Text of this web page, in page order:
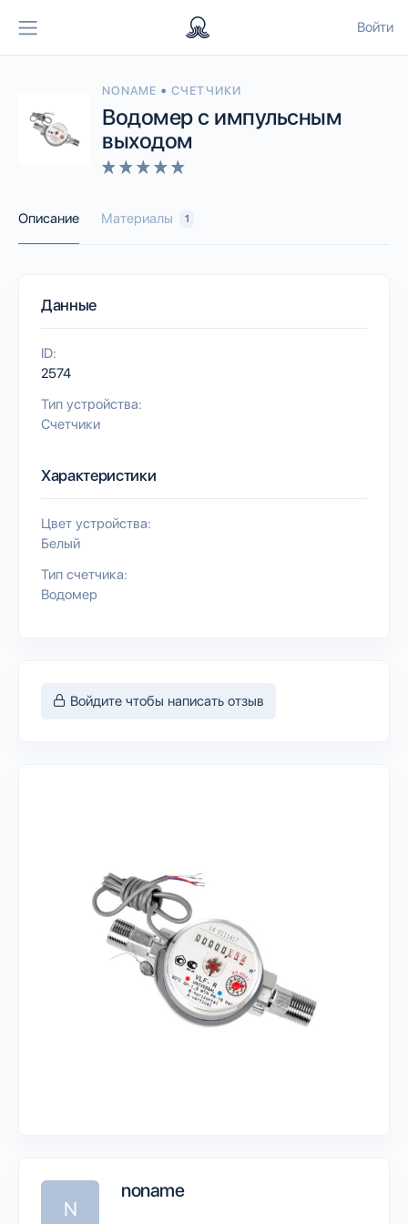
Войти
NONAME • СЧЕТЧИКИ
Водомер с импульсным
выходом
Описание Материалы 1
Данные
ID:
2574
Тип устройства:
Счетчики
Характеристики
Цвет устройства:
Белый
Тип счетчика:
Водомер
Войдите чтобы написать отзыв
N
noname